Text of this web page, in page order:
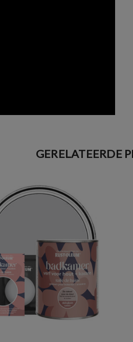
GERELATEERDE